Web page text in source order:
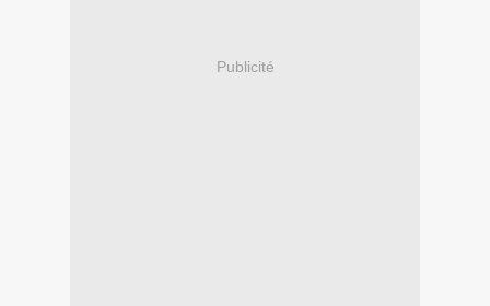
Publicité